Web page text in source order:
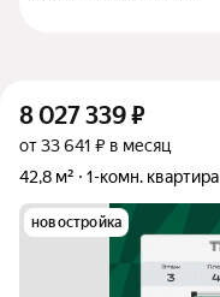
8 027 339₽
от 33 641 ₽ в месяц
42,8 м²
1-комн. квартира
новостройка